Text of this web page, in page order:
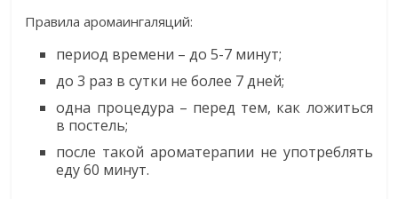
Правила аромаингаляций:
период времени – до 5-7 минут;
до 3 раз в сутки не более 7 дней;
одна процедура – перед тем, как ложиться
в постель;
после такой ароматерапии не употреблять
еду 60 минут.